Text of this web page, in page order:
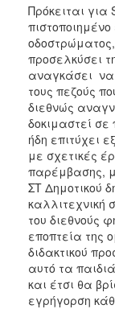
2011
2010
2006
ΤΟΠΟΣ
ΠΟΛΙΤΙΣΜΟΣ
ΑΝΘΕΚΤΙΚΗ
ΠΟΛΗ
Πρόκειται για
προσελκύσει
αναγκάσει να
τους πεζούς
διεθνώς
δοκιμαστεί
ήδη επιτύχει
με σχετικές
παρέμβασης,
ΣΤ Δημοτικού
καλλιτεχνική
του διεθνούς
εποπτεία της
διδακτικού
αυτό τα
και έτσι θα
εγρήγορση